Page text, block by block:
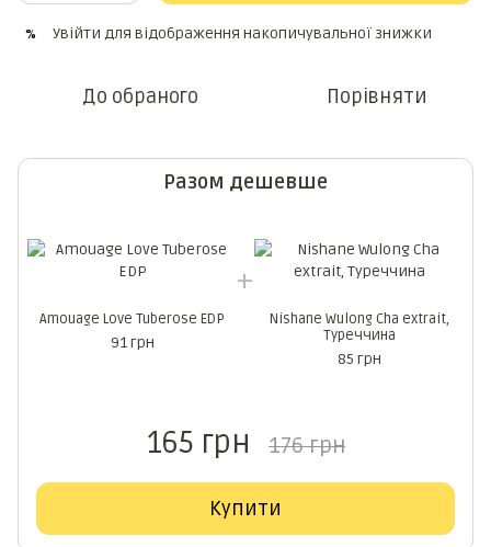
% Увійти для відображення накопичувальної знижки
До обраного Порівняти
Разом дешевше
Amouage Love Tuberose EDP
91 грн
Nishane Wulong Cha extrait,
Туреччина
85 грн
165 грн 176 грн
Купити